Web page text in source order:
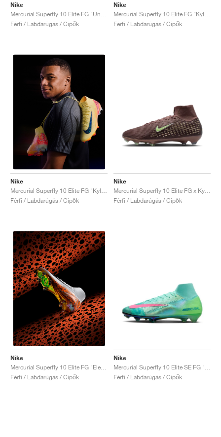
Nike
Férfi / Labdarúgás / Cipők
Nike
Férfi / Labdarúgás / Cipők
Nike
Mercurial Superfly 10 Elite FG "Kylian Mbappé"
Férfi / Labdarúgás / Cipők
Nike
Férfi / Labdarúgás / Cipők
Nike
Mercurial Superfly 10 Elite FG "Electric Pack"
Férfi / Labdarúgás / Cipők
Nike
Férfi / Labdarúgás / Cipők